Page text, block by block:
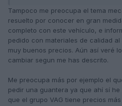
Tampoco me preocupa el tema
resuelto por conocer en gran
completo con este vehículo, e
pedido con materiales de calidad
muy buenos precios. Aún así veré
cambiar segun me has descrito.
Me preocupa más por ejemplo el
pedir una guantera ya que ahí sí
que el grupo VAG tiene precios